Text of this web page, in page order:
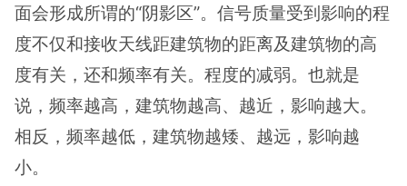
面会形成所谓的“阴影区”。信号质量受到影响的程
度不仅和接收天线距建筑物的距离及建筑物的高
度有关，还和频率有关。程度的减弱。也就是
说，频率越高，建筑物越高、越近，影响越大。
相反，频率越低，建筑物越矮、越远，影响越
小。